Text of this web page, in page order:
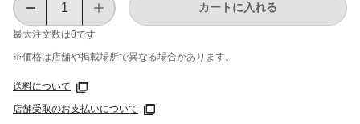
最大注文数は0です
カートに入れる
※価格は​店舗や​掲載場所で​異なる​場合が​あります。
送料について
店舗受取のお支払いについて